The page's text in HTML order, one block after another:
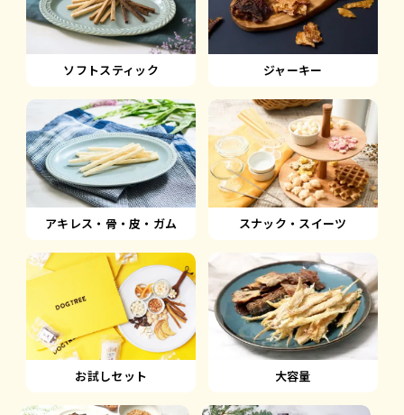
ソフトスティック ジャーキー
アキレス・骨・皮・ガム スナック・スイーツ
お試しセット 大容量